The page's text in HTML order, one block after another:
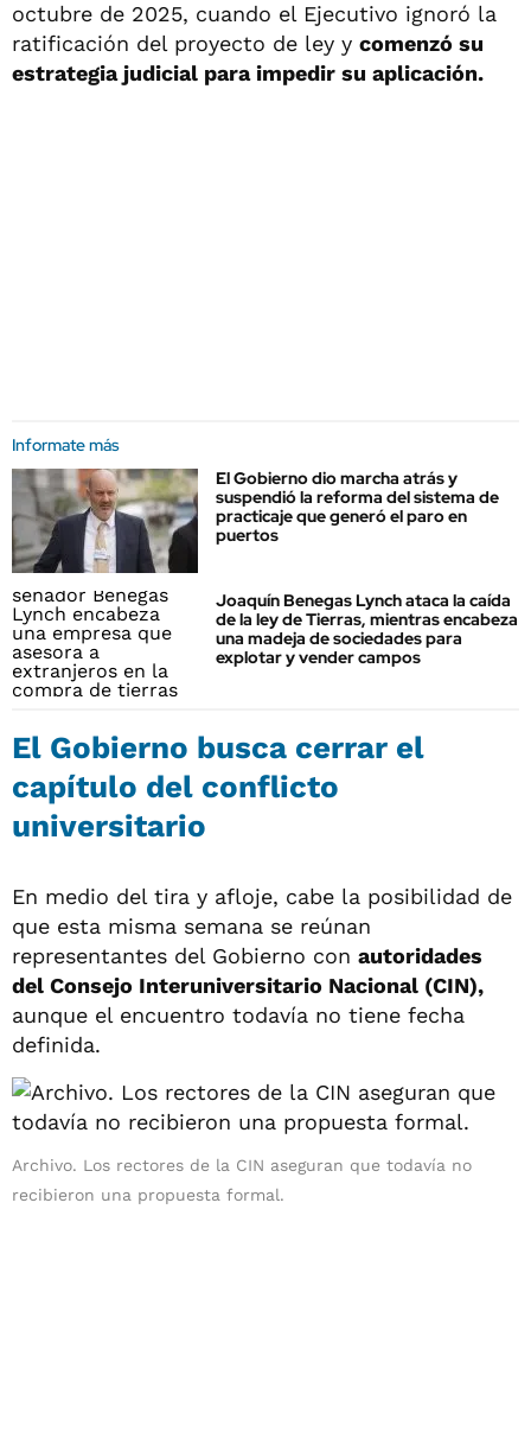
octubre de 2025, cuando el Ejecutivo ignoró la
ratificación del proyecto de ley y comenzó su
estrategia judicial para impedir su aplicación.
Informate más
El Gobierno dio marcha atrás y
suspendió la reforma del sistema de
practicaje que generó el paro en
puertos
Joaquín Benegas Lynch ataca la caída
de la ley de Tierras, mientras encabeza
una madeja de sociedades para
explotar y vender campos
El Gobierno busca cerrar el
capítulo del conflicto
universitario
En medio del tira y afloje, cabe la posibilidad de
que esta misma semana se reúnan
representantes del Gobierno con autoridades
del Consejo Interuniversitario Nacional (CIN),
aunque el encuentro todavía no tiene fecha
definida.
Archivo. Los rectores de la CIN aseguran que todavía no
recibieron una propuesta formal.